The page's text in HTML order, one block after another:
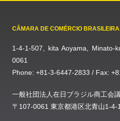
CÂMARA DE COMÉRCIO
1-4-1-507, kita Aoyama, Minato-
0061
Phone: +81-3-6447-2833 / Fax:
一般社団法人在日ブラジル商工会
〒107-0061 東京都港区北青山1-4-